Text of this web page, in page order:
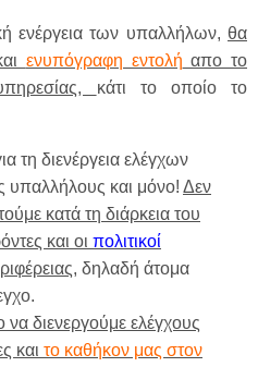
ενέργεια των υπαλλήλων, θα
ενυπόγραφη εντολή απο το
κάτι το οποίο το
τη διενέργεια ελέγχων
υπαλλήλους και μόνο! Δεν
κατά τη διάρκεια του
και οι πολιτικοί
δηλαδή άτομα
διενεργούμε ελέγχους
και το καθήκον μας στον